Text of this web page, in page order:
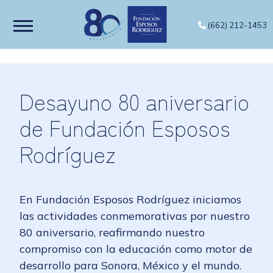
(662) 212-1453
Desayuno 80 aniversario
de Fundación Esposos
Rodríguez
En Fundación Esposos Rodríguez iniciamos
las actividades conmemorativas por nuestro
80 aniversario, reafirmando nuestro
compromiso con la educación como motor de
desarrollo para Sonora, México y el mundo.